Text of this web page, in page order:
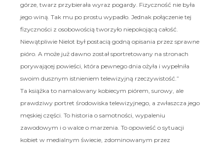
górze, twarz przybierała wyraz pogardy. Fizyczność nie była
jego winą. Tak mu po prostu wypadło. Jednak połączenie tej
fizyczności z osobowością tworzyło niepokojącą całość.
Niewątpliwie Nielot był postacią godną opisania przez sprawne
pióro. A może już dawno został sportretowany na stronach
porywającej powieści, która pewnego dnia ożyła i wypełniła
swoim dusznym istnieniem telewizyjną rzeczywistość.”
Ta książka to namalowany kobiecym piórem, surowy, ale
prawdziwy portret środowiska telewizyjnego, a zwłaszcza jego
męskiej części. To historia o samotności, wypaleniu
zawodowym i o walce o marzenia. To opowieść o sytuacji
kobiet w medialnym świecie, zdominowanym przez